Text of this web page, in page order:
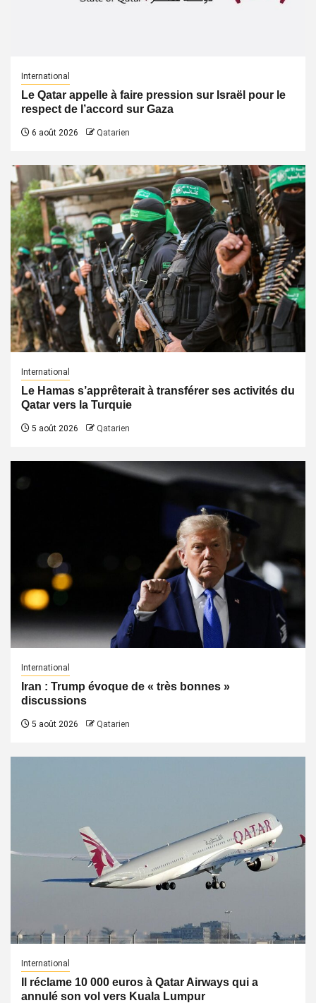
International
Le Qatar appelle à faire pression sur Israël pour le
respect de l’accord sur Gaza
6 août 2026 Qatarien
International
Le Hamas s’apprêterait à transférer ses activités du
Qatar vers la Turquie
5 août 2026 Qatarien
International
Iran : Trump évoque de « très bonnes »
discussions
5 août 2026 Qatarien
International
Il réclame 10 000 euros à Qatar Airways qui a
annulé son vol vers Kuala Lumpur